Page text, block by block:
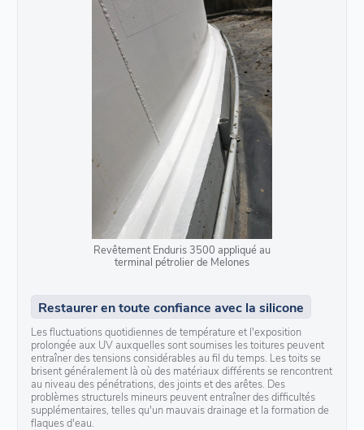
Revêtement Enduris 3500 appliqué au
terminal pétrolier de Melones
Restaurer en toute confiance avec la silicone
Les fluctuations quotidiennes de température et l'exposition
prolongée aux UV auxquelles sont soumises les toitures peuvent
entraîner des tensions considérables au fil du temps. Les toits se
brisent généralement là où des matériaux différents se rencontrent
au niveau des pénétrations, des joints et des arêtes. Des
problèmes structurels mineurs peuvent entraîner des difficultés
supplémentaires, telles qu'un mauvais drainage et la formation de
flaques d'eau.